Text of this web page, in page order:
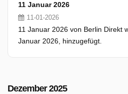
11 Januar 2026
11-01-2026
11 Januar 2026 von Berlin Direkt
Januar 2026, hinzugefügt.
Dezember 2025